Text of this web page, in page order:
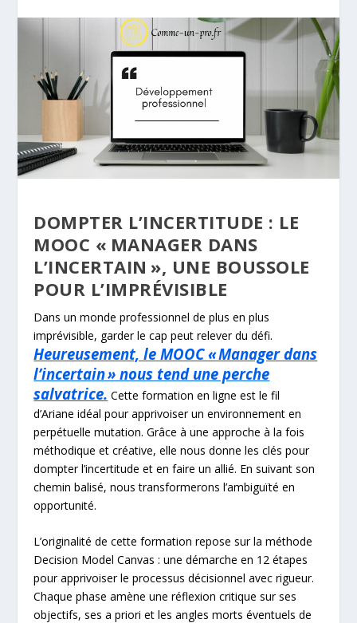
DOMPTER L’INCERTITUDE : LE
MOOC « MANAGER DANS
L’INCERTAIN », UNE BOUSSOLE
POUR L’IMPRÉVISIBLE
Dans un monde professionnel de plus en plus
imprévisible, garder le cap peut relever du défi.
Heureusement, le MOOC « Manager dans
l’incertain » nous tend une perche
salvatrice. Cette formation en ligne est le fil
d’Ariane idéal pour apprivoiser un environnement en
perpétuelle mutation. Grâce à une approche à la fois
méthodique et créative, elle nous donne les clés pour
dompter l’incertitude et en faire un allié. En suivant son
chemin balisé, nous transformerons l’ambiguïté en
opportunité.
L’originalité de cette formation repose sur la méthode
Decision Model Canvas : une démarche en 12 étapes
pour apprivoiser le processus décisionnel avec rigueur.
Chaque phase amène une réflexion critique sur ses
objectifs, ses a priori et les angles morts éventuels de